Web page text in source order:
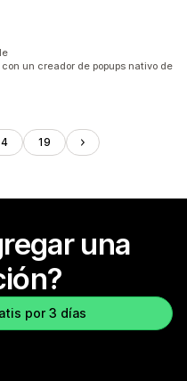
un creador de popups nativo de
4 19
una
por 3 días